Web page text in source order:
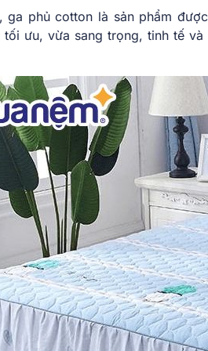
ga phủ cotton là sản phẩm
tối ưu, vừa sang trọng, tinh tế